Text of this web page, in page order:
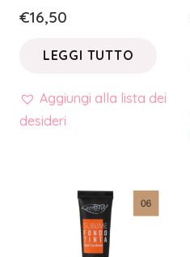
€16,50
LEGGI TUTTO
Aggiungi alla lista dei
desideri